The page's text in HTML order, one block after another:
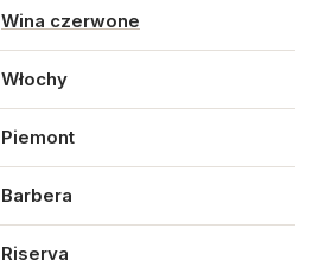
Wina czerwone
Włochy
Piemont
Barbera
Riserva